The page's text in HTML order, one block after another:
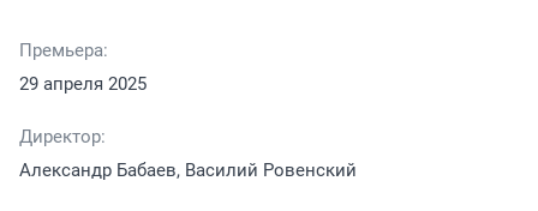
Премьера:
29 апреля 2025
Директор:
Александр Бабаев, Василий Ровенский